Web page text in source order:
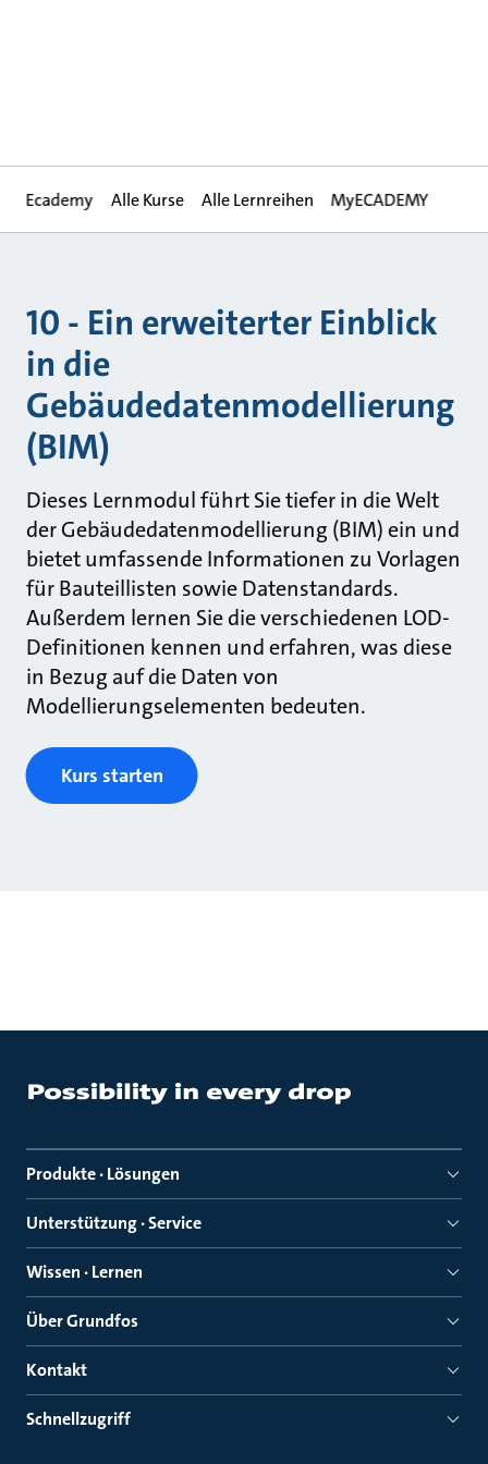
Ecademy Alle Kurse Alle Lernreihen MyECADEMY
10 - Ein erweiterter Einblick
in die
Gebäudedatenmodellierung
(BIM)
Dieses Lernmodul führt Sie tiefer in die Welt
der Gebäudedatenmodellierung (BIM) ein und
bietet umfassende Informationen zu Vorlagen
für Bauteillisten sowie Datenstandards.
Außerdem lernen Sie die verschiedenen LOD-
Definitionen kennen und erfahren, was diese
in Bezug auf die Daten von
Modellierungselementen bedeuten.
Kurs starten
Produkte · Lösungen
Unterstützung · Service
Wissen · Lernen
Über Grundfos
Kontakt
Schnellzugriff